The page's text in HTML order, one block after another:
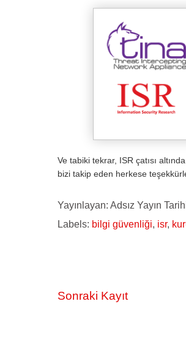
Ve tabiki tekrar, ISR çatısı
bizi takip eden herkese
Yayınlayan: Adsız Yayın
Labels: bilgi güvenliği, isr,
Sonraki Kayıt